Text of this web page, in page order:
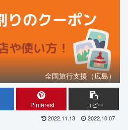
全国旅行支援（広島）
Pinterest コピー
2022.11.13 2022.10.07